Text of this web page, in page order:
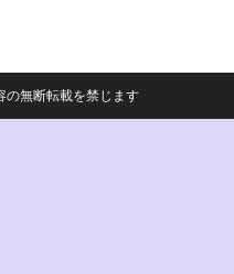
の無断転載を禁じます